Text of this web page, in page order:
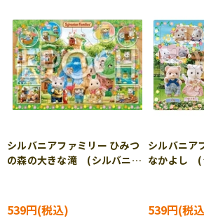
シルバニアファミリー ひみつ
の森の大きな滝 (シルバニア
539円
シルバニア
なかよし (
539円